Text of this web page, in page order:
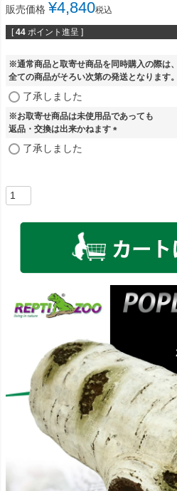
販売価格 ¥4,840税込
[ 44 ポイント進呈 ]
※通常商品と取寄せ商品を同時購入の際は、
全ての商品がそろい次第の発送となります。
了承しました
※お取寄せ商品は未使用品であっても
返品・交換は出来かねます
了承しました